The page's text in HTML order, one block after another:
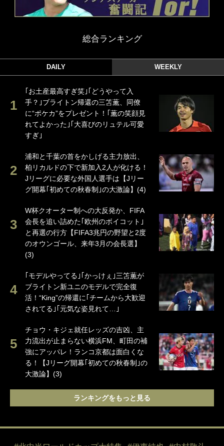
総合ランキング
DAILY WEEKLY
｢お土産最高すぎ笑｣｢どうやって入
手？｣ブライトン帰還の三笘薫、同僚
に“ポケカ”をプレゼント！｢薫の笑顔見
れてよかった｣｢大喜びのリュテル可愛
すぎ｣
浦和と千葉の首をかしげる主力放出、
柏リカルドの下で新加入2人が化ける！
Jリーグに必要な外国人選手は【Jリー
グ開幕｢初めての秋春制｣の大激論】(4)
W杯クオーター制への大反発か、FIFA
会長を追い詰めた｢欧州のボイコット｣
と再選の行方【FIFA3兆円の野望と2度
のオウンゴール、来年3月の会長選】
(3)
｢モデルやってる｣｢かっけぇ｣三笘薫が
ブライトン新ユニのモデルで完全復
活！“King”の帰還に｢チームから大歓迎
されてる｣｢元気な姿見れて…｣
チョウ・キジェ就任レッズの吉凶、主
力流出が止まらない横浜FM、町田の補
強にアッパレ！ランコ京都は面白くな
る！【Jリーグ開幕｢初めての秋春制｣の
大激論】(3)
ランキングをもっと見る